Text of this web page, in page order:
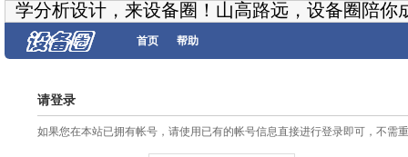
学分析设计，来设备圈！山高路远，设备圈陪你
首页 帮助
请登录
如果您在本站已拥有帐号，请使用已有的帐号信息直接进行登录即可，不需